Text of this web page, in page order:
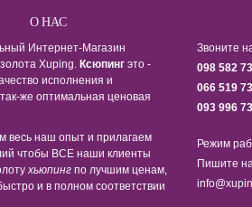
О НАС
Интернет-Магазин
Xuping. Ксюпинг это -
исполнения и
же оптимальная ценовая
весь наш опыт и прилагаем
чтобы ВСЕ наши клиенты
хьюпинг по лучшим ценам,
и в полном соответствии
Звоните
098 582
066 519
093 996
Режим
Пишите